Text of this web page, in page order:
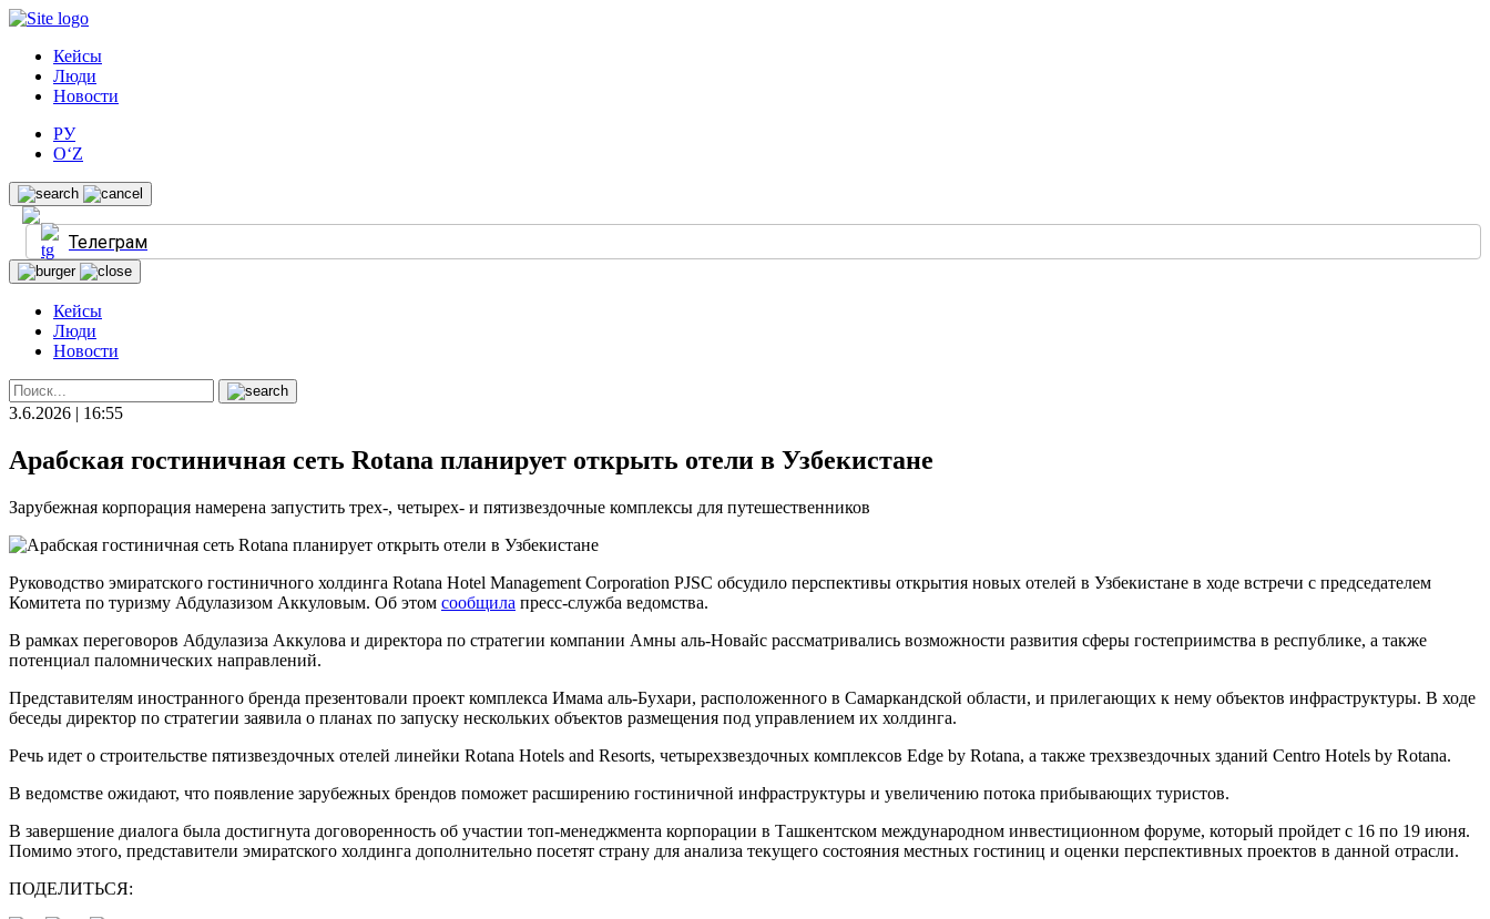
Кейсы
Люди
Новости
РУ
O‘Z
Телеграм
Кейсы
Люди
Новости
3.6.2026 | 16:55
Арабская гостиничная сеть Rotana планирует открыть отели в Узбекистане
Зарубежная корпорация намерена запустить трех-, четырех- и пятизвездочные комплексы для путешественников
Руководство эмиратского гостиничного холдинга Rotana Hotel Management Corporation PJSC обсудило перспективы открытия новых отелей в Узбекистане в ходе встречи с председателем
Комитета по туризму Абдулазизом Аккуловым. Об этом сообщила пресс-служба ведомства.
В рамках переговоров Абдулазиза Аккулова и директора по стратегии компании Амны аль-Новайс рассматривались возможности развития сферы гостеприимства в республике, а также
потенциал паломнических направлений.
Представителям иностранного бренда презентовали проект комплекса Имама аль-Бухари, расположенного в Самаркандской области, и прилегающих к нему объектов инфраструктуры. В ходе
беседы директор по стратегии заявила о планах по запуску нескольких объектов размещения под управлением их холдинга.
Речь идет о строительстве пятизвездочных отелей линейки Rotana Hotels and Resorts, четырехзвездочных комплексов Edge by Rotana, а также трехзвездочных зданий Centro Hotels by Rotana.
В ведомстве ожидают, что появление зарубежных брендов поможет расширению гостиничной инфраструктуры и увеличению потока прибывающих туристов.
В завершение диалога была достигнута договоренность об участии топ-менеджмента корпорации в Ташкентском международном инвестиционном форуме, который пройдет с 16 по 19 июня.
Помимо этого, представители эмиратского холдинга дополнительно посетят страну для анализа текущего состояния местных гостиниц и оценки перспективных проектов в данной отрасли.
ПОДЕЛИТЬСЯ: